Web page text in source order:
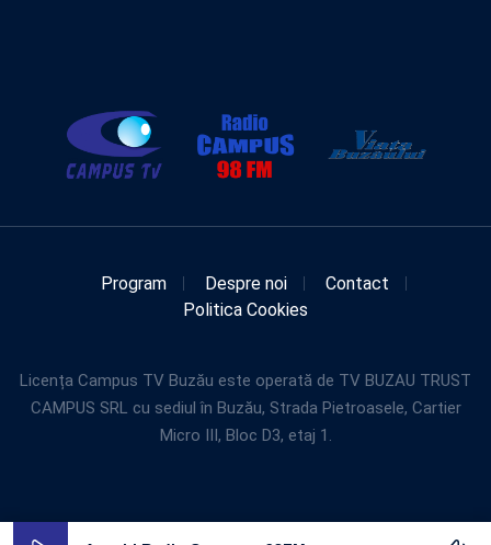
Program Despre noi
Contact
Politica Cookies
Licența Campus TV Buzău este operată de TV BUZAU TRUST
CAMPUS SRL cu sediul în Buzău, Strada Pietroasele, Cartier
Micro III, Bloc D3, etaj 1.